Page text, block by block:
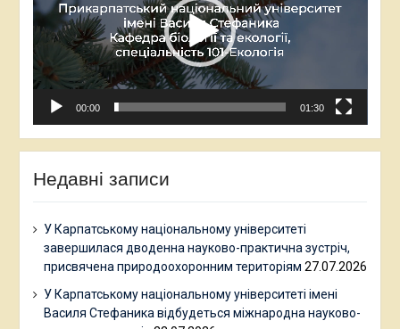
00:00 01:30
Недавні записи
У Карпатському національному університеті
завершилася дводенна науково-практична зустріч,
присвячена природоохоронним територіям 27.07.2026
У Карпатському національному університеті імені
Василя Стефаника відбудеться міжнародна науково-